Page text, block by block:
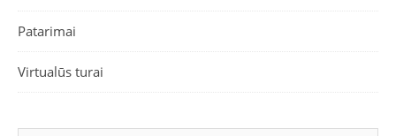
Patarimai
Virtualūs turai